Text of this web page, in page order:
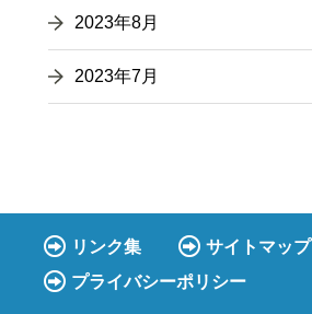
2023年8月
2023年7月
リンク集
サイトマップ
プライバシーポリシー